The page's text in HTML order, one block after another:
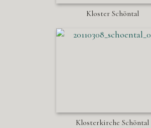
Kloster Schöntal
Klosterkirche Schöntal